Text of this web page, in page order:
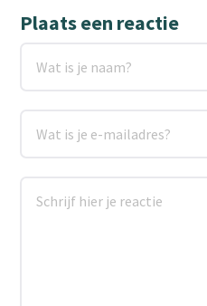
Plaats een reactie